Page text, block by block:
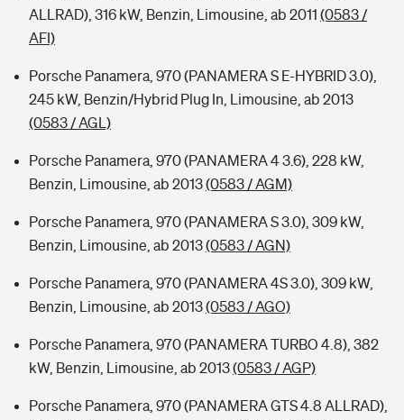
ALLRAD), 316 kW, Benzin, Limousine, ab 2011 (0583 /
AFI)
Porsche Panamera, 970 (PANAMERA S E-HYBRID 3.0),
245 kW, Benzin/Hybrid Plug In, Limousine, ab 2013
(0583 / AGL)
Porsche Panamera, 970 (PANAMERA 4 3.6), 228 kW,
Benzin, Limousine, ab 2013(0583 / AGM)
Porsche Panamera, 970 (PANAMERA S 3.0), 309 kW,
Benzin, Limousine, ab 2013(0583 / AGN)
Porsche Panamera, 970 (PANAMERA 4S 3.0), 309 kW,
Benzin, Limousine, ab 2013(0583 / AGO)
Porsche Panamera, 970 (PANAMERA TURBO 4.8), 382
kW, Benzin, Limousine, ab 2013(0583 / AGP)
Porsche Panamera, 970 (PANAMERA GTS 4.8 ALLRAD),